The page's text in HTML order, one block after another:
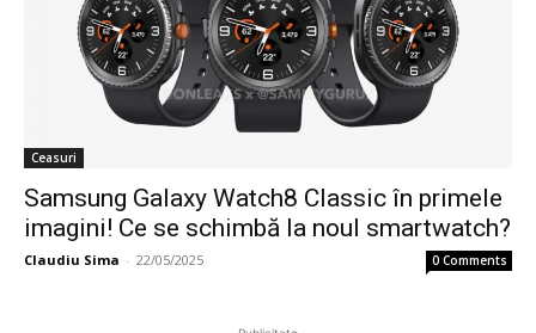
Ceasuri
Samsung Galaxy Watch8 Classic în primele
imagini! Ce se schimbă la noul smartwatch?
Claudiu Sima - 22/05/2025 0 Comments